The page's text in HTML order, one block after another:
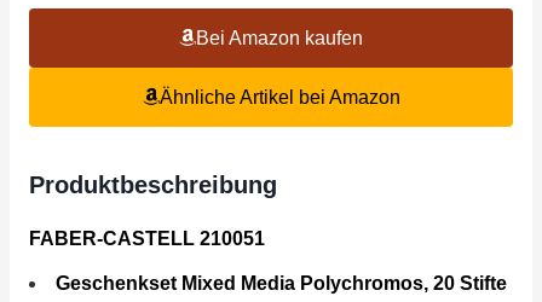
Bei Amazon kaufen
Ähnliche Artikel bei Amazon
Produktbeschreibung
FABER-CASTELL 210051
Geschenkset Mixed Media Polychromos, 20 Stifte